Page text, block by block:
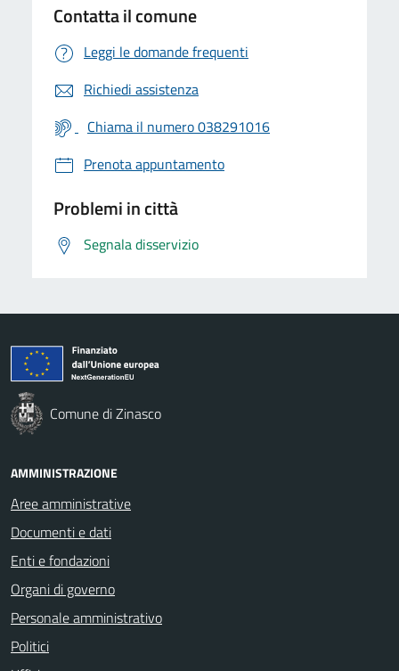
Contatta il comune
Leggi le domande frequenti
Richiedi assistenza
Chiama il numero 038291016
Prenota appuntamento
Problemi in città
Segnala disservizio
Comune di Zinasco
AMMINISTRAZIONE
Aree amministrative
Documenti e dati
Enti e fondazioni
Organi di governo
Personale amministrativo
Politici